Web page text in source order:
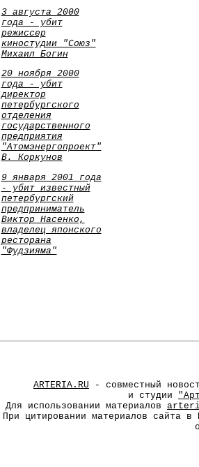
3 августа 2000
года - убит
режиссер
киностудии "Союз"
Михаил Богин
20 ноября 2000
года - убит
директор
петербургского
отделения
государственного
предприятия
"Атомэнергопроект"
В. Коркунов
9 января 2001 года
- убит известный
петербургский
предприниматель
Виктор Насенко,
владелец японского
ресторана
"Фудзияма"
ARTERIA.RU - совместный
и студии
Для использовании материалов
При цитировании материалов сайта